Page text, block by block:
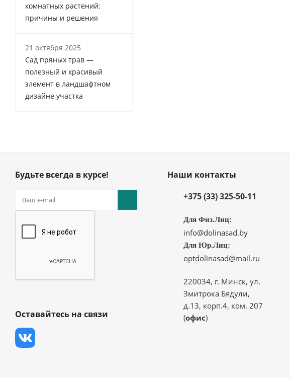
комнатных растений:
причины и решения
21 октября 2025
Сад пряных трав —
полезный и красивый
элемент в ландшафтном
дизайне участка
Будьте всегда в курсе!
Оставайтесь на связи
Наши контакты
+375 (33) 325-50-11
Для Физ.Лиц:
info@dolinasad.by
Для Юр.Лиц:
optdolinasad@mail.ru
220034, г. Минск, ул.
Змитрока Бядули,
д.13, корп.4, ком. 207
(офис)